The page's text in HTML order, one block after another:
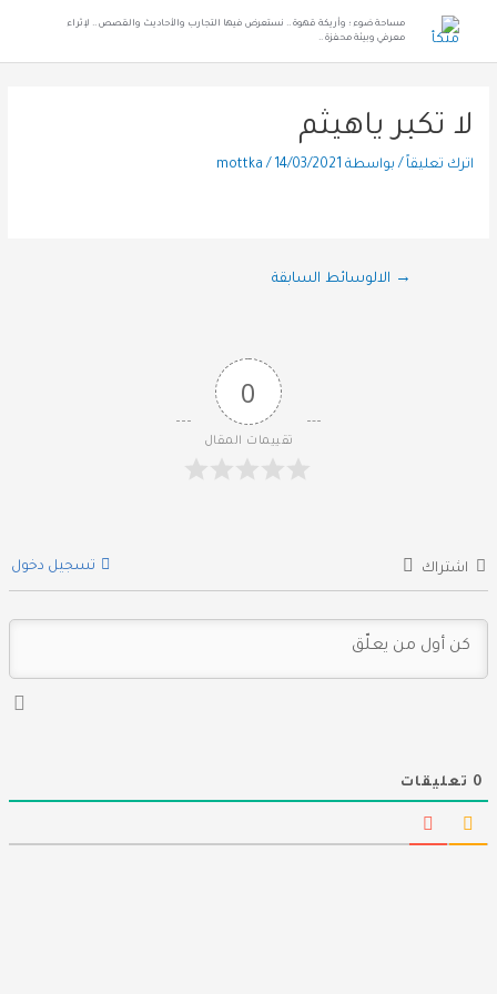
مساحة ضوء ؛ وأريكة قهوة .. نستعرض فيها التجارب والأحاديث والقصص .. لإثراء
معرفي وبيئة محفزة ..
لا تكبر ياهيثم
اترك تعليقاً / بواسطة mottka/ 14/03/2021
→ الالوسائط السابقة
0
تقييمات المقال
اشتراك تسجيل دخول
0 تعليقات